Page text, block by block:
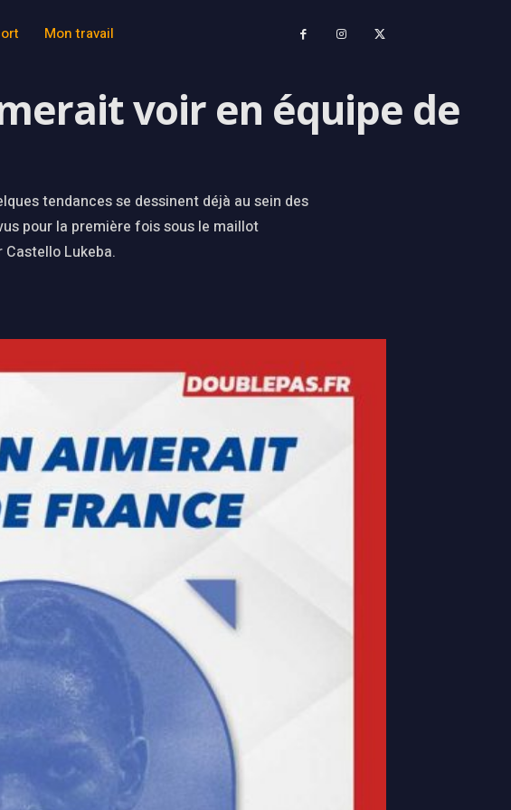
Mon travail
voir en équipe de
tendances se dessinent déjà au sein des
pour la première fois sous le maillot
Lukeba.